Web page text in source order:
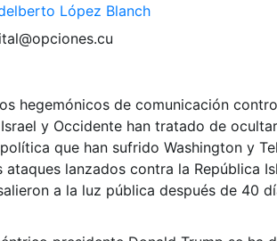
López Blanch
hegemónicos de comunicación
y Occidente han tratado de
que han sufrido Washington y
ataques lanzados contra la República
a la luz pública después de 40